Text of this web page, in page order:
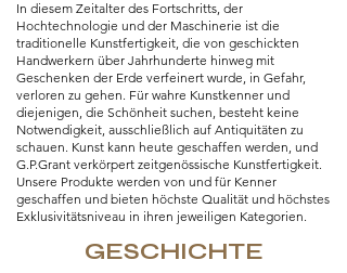
In diesem Zeitalter des Fortschritts, der
Hochtechnologie und der Maschinerie ist die
traditionelle Kunstfertigkeit, die von geschickten
Handwerkern über Jahrhunderte hinweg mit
Geschenken der Erde verfeinert wurde, in Gefahr,
verloren zu gehen. Für wahre Kunstkenner und
diejenigen, die Schönheit suchen, besteht keine
Notwendigkeit, ausschließlich auf Antiquitäten zu
schauen. Kunst kann heute geschaffen werden, und
G.P.Grant verkörpert zeitgenössische Kunstfertigkeit.
Unsere Produkte werden von und für Kenner
geschaffen und bieten höchste Qualität und höchstes
Exklusivitätsniveau in ihren jeweiligen Kategorien.
GESCHICHTE